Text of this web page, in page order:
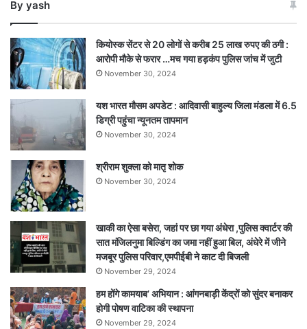
सचिव
By yash
कियोस्क सेंटर से 20 लोगों से करीब 25 लाख रुपए की ठगी :
आरोपी मौके से फरार …मच गया हड़कंप पुलिस जांच में जुटी
November 30, 2024
यश भारत मौसम अपडेट : आदिवासी बाहुल्य जिला मंडला में 6.5
डिग्री पहुंचा न्यूनतम तापमान
November 30, 2024
श्रीराम शुक्ला को मातृ शोक
November 30, 2024
खाकी का ऐसा बसेरा, जहां पर छा गया अंधेरा ,पुलिस क्वार्टर की
सात मंजिलनुमा बिल्डिंग का जमा नहीं हुआ बिल, अंधेरे में जीने
मजबूर पुलिस परिवार,एमपीईबी ने काट दी बिजली
November 29, 2024
हम होंगे कामयाब’ अभियान : आंगनबाड़ी केंद्रों को सुंदर बनाकर
होगी पोषण वाटिका की स्थापना
November 29, 2024